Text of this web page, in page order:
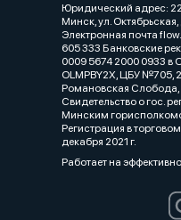
Юридический адрес:
Минск, ул.
Электронная почта
605 333 Банковские
0009 5674 2000 0933
OLMPBY2X, ЦБУ №705,
Романовская Слобода,
Свидетельство о гос.
Минским
Регистрация в
декабря 2021 г.
Работает на